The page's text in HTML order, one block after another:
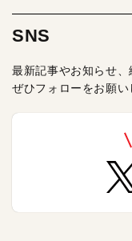
SNS
最新記事やお知らせ、
ぜひフォローをお願い